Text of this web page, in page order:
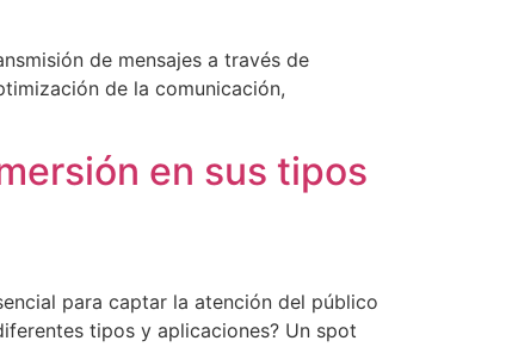
de mensajes a través de
de la comunicación,
en sus tipos
para captar la atención del público
tipos y aplicaciones? Un spot